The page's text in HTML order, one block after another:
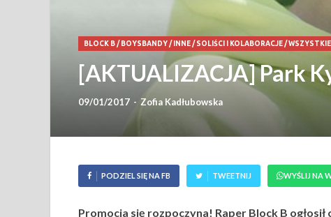
BLOCK B/ BOYSBANDY/ INNE/ SOLIŚCI I KOLABORACJE/
[AKTUALIZACJA] Park
09/01/2017 - Zofia Kadłubowska
PODZIEL SIĘ NA FB TWEETNIJ WYŚLIJ NA
Promocja się rozpoczyna! Raper Block B